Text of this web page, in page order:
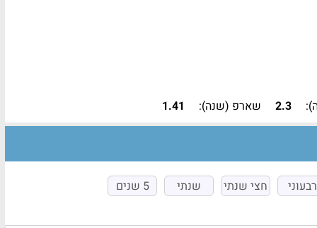
2.3 שארפ (שנה): 1.41
רבעוני חצי שנתי שנתי 5 שנים